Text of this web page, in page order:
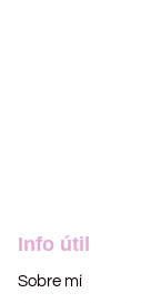
Info útil
Sobre mí